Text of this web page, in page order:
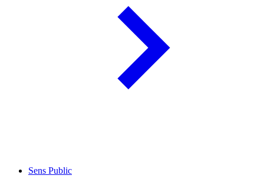
Sens Public